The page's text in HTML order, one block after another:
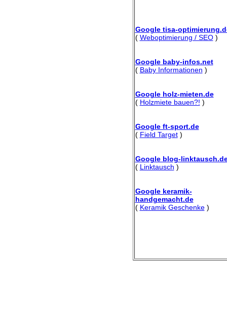
Google tisa-
( Weboptimierung / SEO)
Google baby-infos.net
( Baby Informationen )
Google holz-mieten.de
( Holzmiete bauen?! )
Google ft-sport.de
( Field Target)
Google blog-
( Linktausch )
Google keramik-
handgemacht.de
( Keramik Geschenke)